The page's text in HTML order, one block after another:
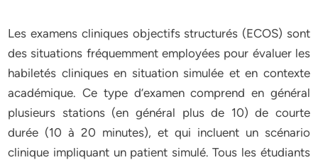
Les examens cliniques objectifs structurés (ECOS) sont
des situations fréquemment employées pour évaluer les
habiletés cliniques en situation simulée et en contexte
académique. Ce type d’examen comprend en général
plusieurs stations (en général plus de 10) de courte
durée (10 à 20 minutes), et qui incluent un scénario
clinique impliquant un patient simulé. Tous les étudiants